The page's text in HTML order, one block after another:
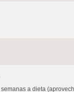
a dieta